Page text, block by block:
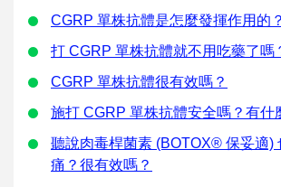
CGRP 單株抗體是怎麼發揮作用的？
打 CGRP 單株抗體就不用吃藥了嗎
CGRP 單株抗體很有效嗎？
施打 CGRP 單株抗體安全嗎？有什
聽說肉毒桿菌素 (BOTOX® 保妥適)
痛？很有效嗎？